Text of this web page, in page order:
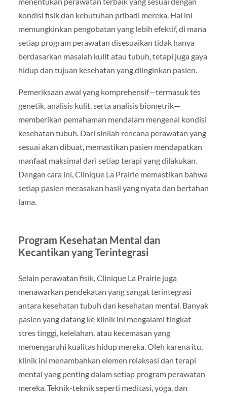
kondisi fisik dan kebutuhan pribadi mereka. Hal ini
memungkinkan pengobatan yang lebih efektif, di mana
setiap program perawatan disesuaikan tidak hanya
berdasarkan masalah kulit atau tubuh, tetapi juga gaya
hidup dan tujuan kesehatan yang diinginkan pasien.
Pemeriksaan awal yang komprehensif—termasuk tes
genetik, analisis kulit, serta analisis biometrik—
memberikan pemahaman mendalam mengenai kondisi
kesehatan tubuh. Dari sinilah rencana perawatan yang
sesuai akan dibuat, memastikan pasien mendapatkan
manfaat maksimal dari setiap terapi yang dilakukan.
Dengan cara ini, Clinique La Prairie memastikan bahwa
setiap pasien merasakan hasil yang nyata dan bertahan
lama.
Program Kesehatan Mental dan
Kecantikan yang Terintegrasi
Selain perawatan fisik, Clinique La Prairie juga
menawarkan pendekatan yang sangat terintegrasi
antara kesehatan tubuh dan kesehatan mental. Banyak
pasien yang datang ke klinik ini mengalami tingkat
stres tinggi, kelelahan, atau kecemasan yang
memengaruhi kualitas hidup mereka. Oleh karena itu,
klinik ini menambahkan elemen relaksasi dan terapi
mental yang penting dalam setiap program perawatan
mereka. Teknik-teknik seperti meditasi, yoga, dan